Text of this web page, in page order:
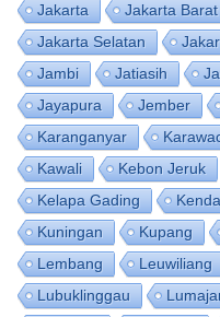
Jakarta
Jakarta Barat
Jakarta Selatan
Jambi
Jatiasih
Jayapura
Jember
Karanganyar
Kawali
Kebon Jeruk
Kelapa Gading
Kuningan
Kupang
Lembang
Leuwiliang
Lubuklinggau